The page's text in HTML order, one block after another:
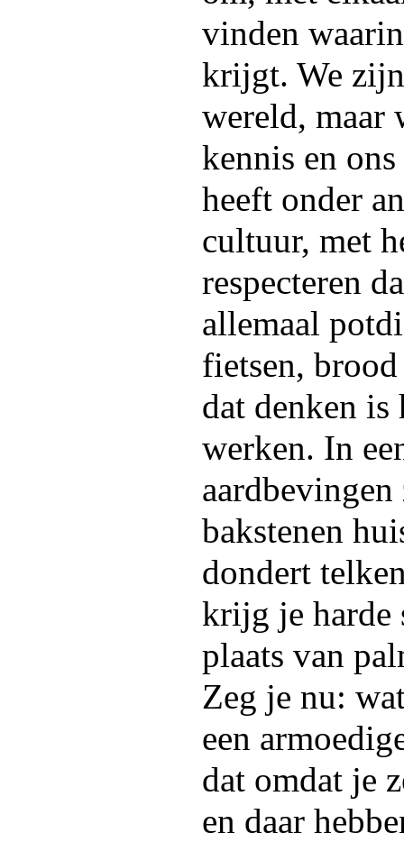
vinden
krijgt. We
wereld, maar
kennis en
heeft onder
cultuur, met
respecteren
allemaal
fietsen,
dat denken
werken. In
bakstenen
dondert
krijg je harde
plaats van
Zeg je nu:
een
dat omdat je
en daar